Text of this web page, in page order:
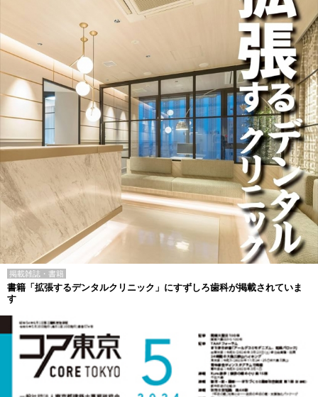
掲載雑誌・書籍
書籍「拡張するデンタルクリニック」にすずしろ歯科が掲載されていま
す